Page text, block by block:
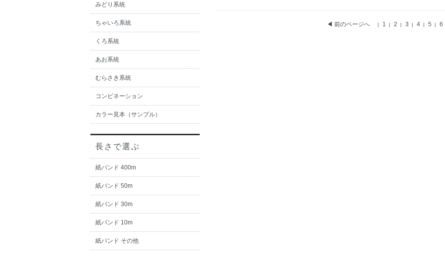
◀ 前のページへ | 1 | 2 | 3 | 4 | 5 | 6
みどり系統
ちゃいろ系統
くろ系統
あお系統
むらさき系統
コンビネーション
カラー見本（サンプル）
長さで選ぶ
紙バンド 400m
紙バンド 50m
紙バンド 30m
紙バンド 10m
紙バンド その他